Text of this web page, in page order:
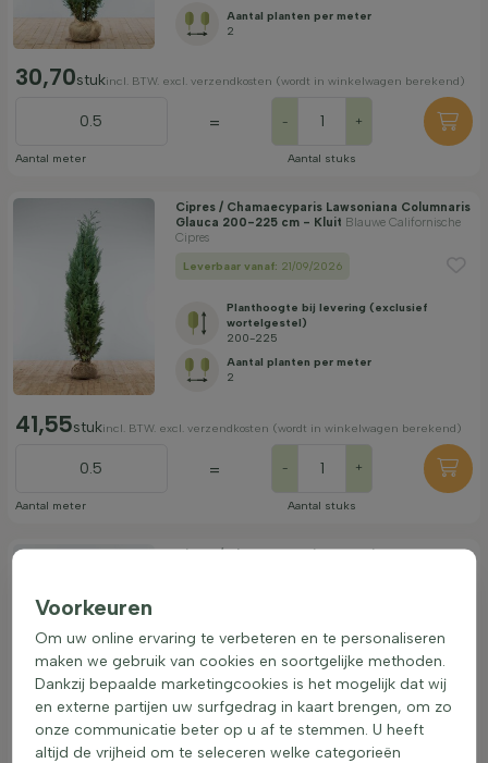
Aantal planten per meter
2
30,70stukincl. BTW. excl. verzendkosten (wordt in winkelwagen berekend)
Aantal meter
= - +
Aantal stuks
Cipres / Chamaecyparis Lawsoniana Columnaris
Glauca 200-225 cm - Kluit Blauwe Californische
Cipres
Leverbaar vanaf: 21/09/2026
Planthoogte bij levering (exclusief
wortelgestel)
200-225
Aantal planten per meter
2
41,55stukincl. BTW. excl. verzendkosten (wordt in winkelwagen berekend)
Aantal meter
= - +
Aantal stuks
Cipres / Chamaecyparis Lawsoniana Ivonne 60-
Planthoogte bij levering (exclusief
wortelgestel)
60-80
Aantal planten per meter
3
7,25stuk incl. BTW. excl. verzendkosten (wordt in winkelwagen berekend)
Voorkeuren
Om uw online ervaring te verbeteren en te personaliseren
maken we gebruik van cookies en soortgelijke methoden.
Dankzij bepaalde marketingcookies is het mogelijk dat wij
en externe partijen uw surfgedrag in kaart brengen, om zo
onze communicatie beter op u af te stemmen. U heeft
altijd de vrijheid om te seleceren welke categorieën